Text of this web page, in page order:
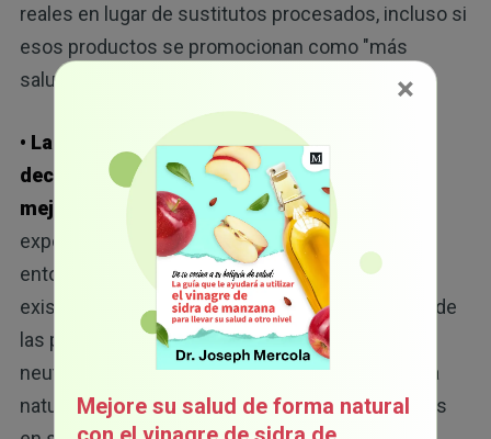
reales en lugar de sustitutos procesados, incluso si
esos productos se promocionan como "más
saludables".
• Las ciudades no hacen que tome peores
decisiones; solo es que la naturaleza las
mejora:
los investigadores compararon la
exposición a la naturaleza con vistas urbanas y
entornos neutros como cortinas cerradas. No
existía una diferencia real en la forma de comer de
las personas en entornos urbanos y entornos
neutrales. La clave para este beneficio está en la
naturaleza. Es decir, no significa que las ciudades
×
Mejore su salud de forma natural